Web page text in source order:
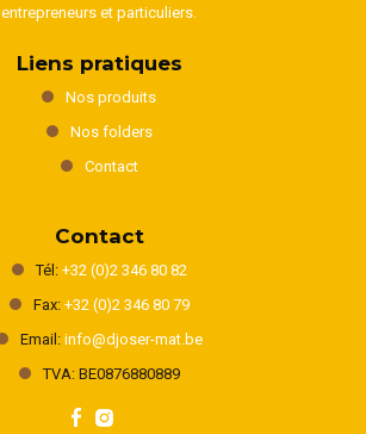
entrepreneurs et particuliers.
Liens pratiques
Nos produits
Nos folders
Contact
Contact
Tél: +32 (0)2 346 80 82
Fax: +32 (0)2 346 80 79
Email: info@djoser-mat.be
TVA: BE0876880889